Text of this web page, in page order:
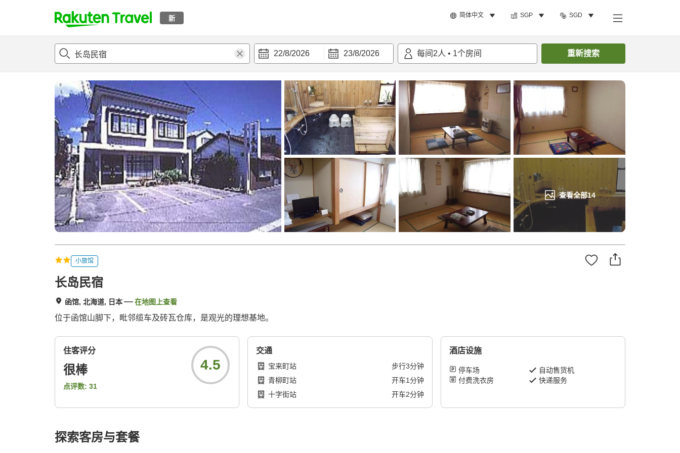
新 简体中文 SGP SGD
t
p
a
g
e
_
s
e
a
r
c
h
22/8/2026 23/8/2026 每间 2人 • 1个房间 重新搜索
查看全部14
概况 客房及住宿套餐 搜索客房
小旅馆
长岛民宿
函馆, 北海道, 日本 在地图上查看
位于函馆山脚下，毗邻缆车及砖瓦仓库，是观光的理想基地。
住客评分
很棒
点评数: 31
4.5
交通
宝来町站 步行3分钟
青柳町站
开车1分钟
十字街站
开车2分钟
酒店设施
停车场
自动售货机
付费洗衣房
快递服务
探索客房与套餐